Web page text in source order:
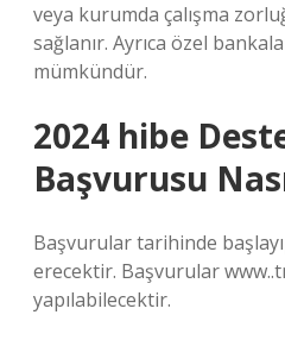
veya kurumda çalışma
sağlanır. Ayrıca özel
mümkündür.
2024 hibe
Başvurusu
Başvurular tarihinde
erecektir. Başvurular
yapılabilecektir.